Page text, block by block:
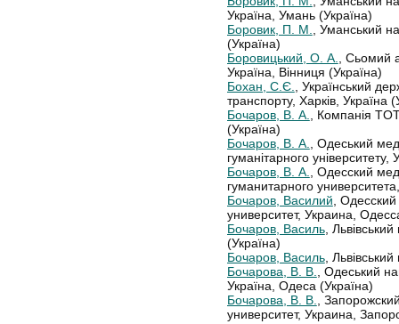
Україна, Умань (Україна)
Боровик, П. М., Уманський
(Україна)
Боровицький, О. А., Сьомий
Україна, Вінниця (Україна)
Бохан, С.Є., Український
транспорту, Харків, Україна
Бочаров, В. А., Компанія
(Україна)
Бочаров, В. А., Одеський
гуманітарного
Бочаров, В. А., Одесский
гуманитарного
Бочаров, Василий,
университет, Украина,
Бочаров, Василь, Львівський
(Україна)
Бочаров, Василь, Львівський
Бочарова, В. В., Одеський
Україна, Одеса (Україна)
Бочарова, В. В.,
университет, Украина,